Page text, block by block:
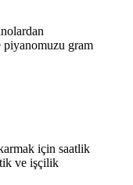
piyanomuzu gram
için saatlik
ve işçilik